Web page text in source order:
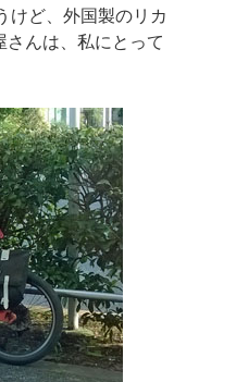
けど、外国製のリカ
さんは、私にとって